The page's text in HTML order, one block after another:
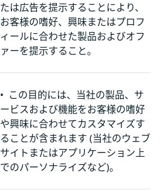
たは広告を提示することにより、
お客様の嗜好、興味またはプロフ
ィールに合わせた製品およびオフ
ァーを提示すること。
• この目的には、当社の製品、サ
ービスおよび機能をお客様の嗜好
や興味に合わせてカスタマイズす
ることが含まれます (当社のウェブ
サイトまたはアプリケーション上
でのパーソナライズなど)。